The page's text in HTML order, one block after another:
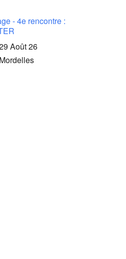
- 4e rencontre :
Août 26
Mordelles